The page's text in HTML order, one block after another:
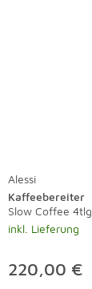
Alessi
Kaffeebereiter
Slow Coffee 4tlg.
inkl. Lieferung
220,00 €